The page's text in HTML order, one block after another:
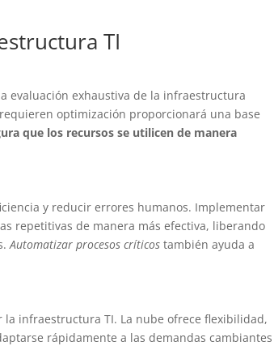
TI
evaluación exhaustiva de la infraestructura
optimización proporcionará una base
que los recursos se utilicen de manera
y reducir errores humanos. Implementar
repetitivas de manera más efectiva, liberando
Automatizar procesos críticos también ayuda a
infraestructura TI. La nube ofrece flexibilidad,
rápidamente a las demandas cambiantes